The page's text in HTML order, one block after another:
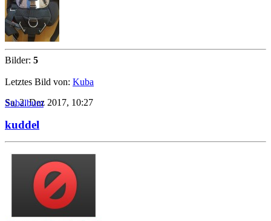
Bilder: 5
Letztes Bild von: Kuba
Sa, 2. Dez 2017, 10:27
Subalbum
kuddel